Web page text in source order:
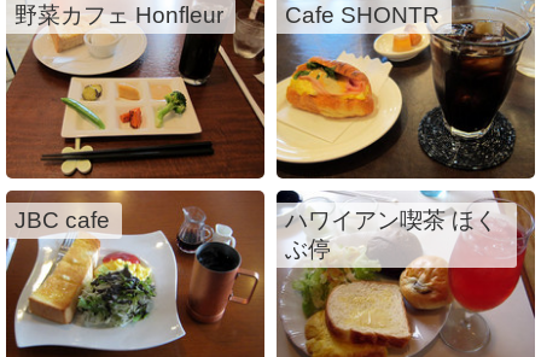
野菜カフェ Honfleur Cafe SHONTR
JBC cafe
ハワイアン喫茶 ほく
ぶ停